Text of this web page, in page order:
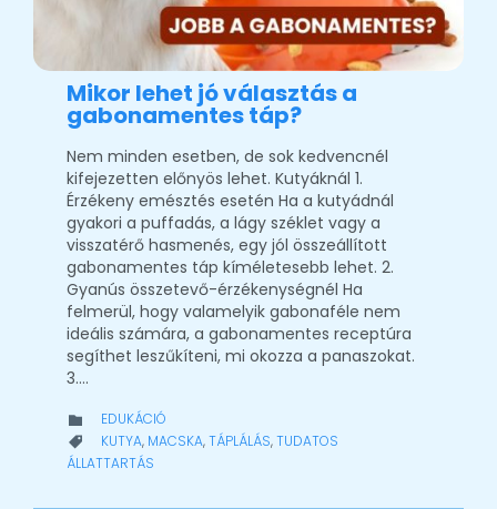
Mikor lehet jó választás a
gabonamentes táp?
Nem minden esetben, de sok kedvencnél
kifejezetten előnyös lehet. Kutyáknál 1.
Érzékeny emésztés esetén Ha a kutyádnál
gyakori a puffadás, a lágy széklet vagy a
visszatérő hasmenés, egy jól összeállított
gabonamentes táp kíméletesebb lehet. 2.
Gyanús összetevő-érzékenységnél Ha
felmerül, hogy valamelyik gabonaféle nem
ideális számára, a gabonamentes receptúra
segíthet leszűkíteni, mi okozza a panaszokat.
3….
 CATEGORY
EDUKÁCIÓ
 CATEGORY
KUTYA, MACSKA,TÁPLÁLÁS,TUDATOS
ÁLLATTARTÁS